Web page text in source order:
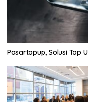
Pasartopup, Solusi Top